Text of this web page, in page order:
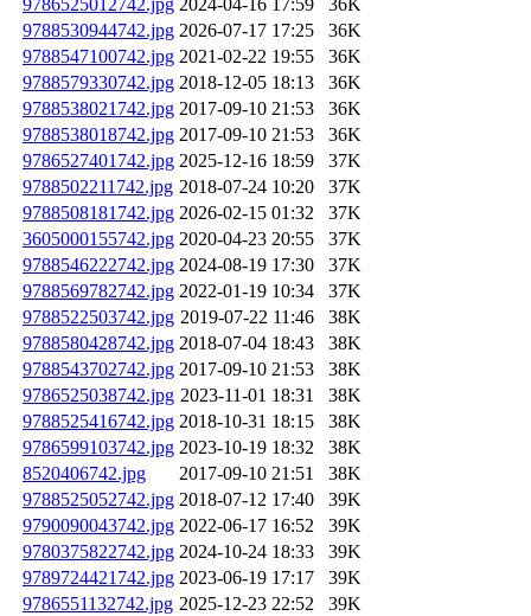
9786525012742.jpg 2024-04-16 17:59
36K
9788530944742.jpg 2026-07-17 17:25
36K
9788547100742.jpg 2021-02-22 19:55
36K
9788579330742.jpg 2018-12-05 18:13
36K
9788538021742.jpg 2017-09-10 21:53
36K
9788538018742.jpg 2017-09-10 21:53
36K
9786527401742.jpg 2025-12-16 18:59
37K
9788502211742.jpg 2018-07-24 10:20
37K
9788508181742.jpg 2026-02-15 01:32
37K
3605000155742.jpg 2020-04-23 20:55
37K
9788546222742.jpg 2024-08-19 17:30
37K
9788569782742.jpg 2022-01-19 10:34
37K
9788522503742.jpg 2019-07-22 11:46
38K
9788580428742.jpg 2018-07-04 18:43
38K
9788543702742.jpg 2017-09-10 21:53
38K
9786525038742.jpg 2023-11-01 18:31
38K
9788525416742.jpg 2018-10-31 18:15
38K
9786599103742.jpg 2023-10-19 18:32
38K
8520406742.jpg
2017-09-10 21:51
38K
9788525052742.jpg 2018-07-12 17:40
39K
9790090043742.jpg 2022-06-17 16:52
39K
9780375822742.jpg 2024-10-24 18:33
39K
9789724421742.jpg 2023-06-19 17:17
39K
9786551132742.jpg 2025-12-23 22:52
39K